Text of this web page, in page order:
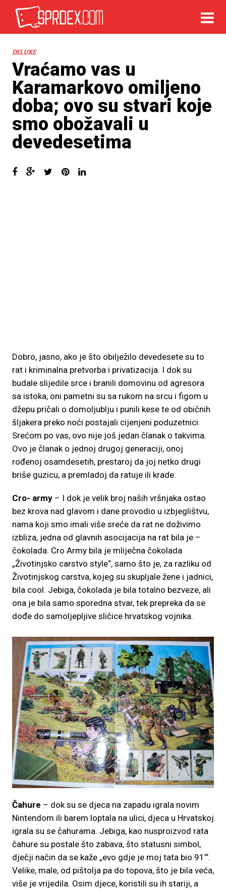
DELUXE
Vraćamo vas u
Karamarkovo omiljeno
doba; ovo su stvari koje
smo obožavali u
devedesetima
Dobro, jasno, ako je što obilježilo devedesete su to
rat i kriminalna pretvorba i privatizacija. I dok su
budale slijedile srce i branili domovinu od agresora
sa istoka, oni pametni su sa rukom na srcu i figom u
džepu pričali o domoljublju i punili kese te od običnih
šljakera preko noći postajali cijenjeni poduzetnici.
Srećom po vas, ovo nije još jedan članak o takvima.
Ovo je članak o jednoj drugoj generaciji, onoj
rođenoj osamdesetih, prestaroj da joj netko drugi
briše guzicu, a premladoj da ratuje ili krade.
Cro- army – I dok je velik broj naših vršnjaka ostao
bez krova nad glavom i dane provodio u izbjeglištvu,
nama koji smo imali više sreće da rat ne doživimo
izbliza, jedna od glavnih asocijacija na rat bila je –
čokolada. Cro Army bila je mliječna čokolada
„Životinjsko carstvo style“, samo što je, za razliku od
Životinjskog carstva, kojeg su skupljale žene i jadnici,
bila cool. Jebiga, čokolada je bila totalno bezveze, ali
ona je bila samo sporedna stvar, tek prepreka da se
dođe do samoljepljive sličice hrvatskog vojnika.
Čahure – dok su se djeca na zapadu igrala novim
Nintendom ili barem loptala na ulici, djeca u Hrvatskoj
igrala su se čahurama. Jebiga, kao nusproizvod rata
čahure su postale što zabava, što statusni simbol,
dječji način da se kaže „evo gdje je moj tata bio 91’“.
Velike, male, od pištolja pa do topova, što je bila veća,
više je vrijedila. Osim djece, koristili su ih stariji, a